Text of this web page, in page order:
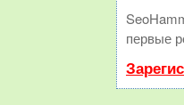
первые